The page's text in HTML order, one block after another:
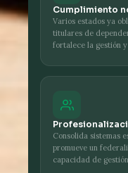
Cumplimiento
Varios estados ya
titulares de
fortalece la gestión
Consolida sistemas
promueve un
capacidad de